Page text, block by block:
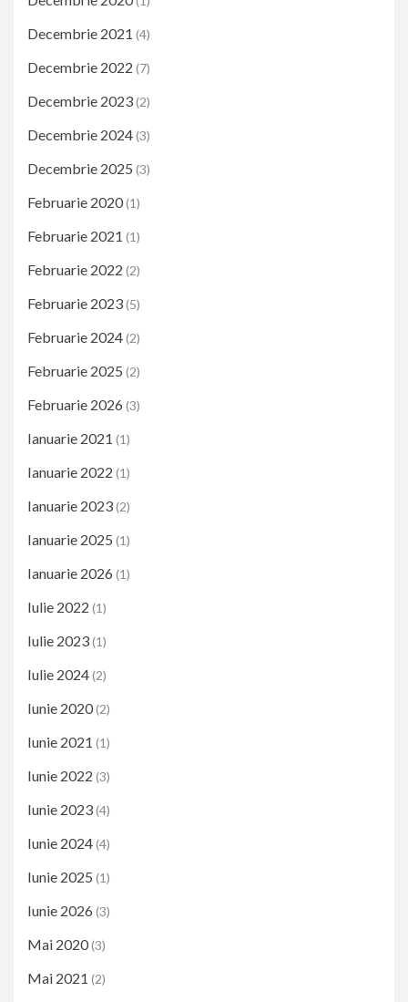
Decembrie 2021 (4)
Decembrie 2022 (7)
Decembrie 2023(2)
Decembrie 2024(3)
Decembrie 2025 (3)
Februarie 2020(1)
Februarie 2021 (1)
Februarie 2022 (2)
Februarie 2023(5)
Februarie 2024(2)
Februarie 2025 (2)
Februarie 2026 (3)
Ianuarie 2021 (1)
Ianuarie 2022 (1)
Ianuarie 2023(2)
Ianuarie 2025 (1)
Ianuarie 2026 (1)
Iulie 2022 (1)
Iulie 2023(1)
Iulie 2024(2)
Iunie 2020(2)
Iunie 2021 (1)
Iunie 2022 (3)
Iunie 2023(4)
Iunie 2024(4)
Iunie 2025 (1)
Iunie 2026 (3)
Mai 2020(3)
Mai 2021 (2)